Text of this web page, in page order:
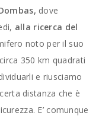
dove
alla ricerca del
noto per il suo
350 km quadrati
e riusciamo
distanza che è
E’ comunque